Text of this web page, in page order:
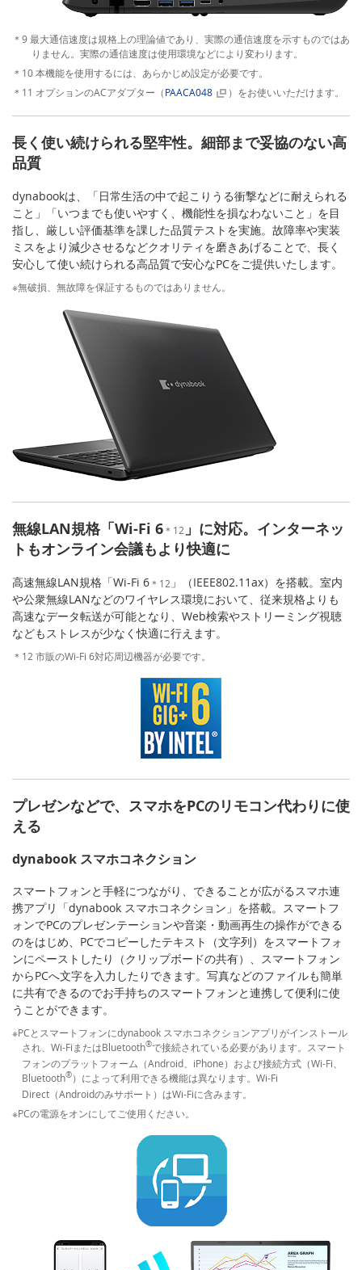
＊9 最大通信速度は規格上の理論値であり、実際の通信速度を示すものではあ
りません。実際の通信速度は使用環境などにより変わります。
＊10 本機能を使用するには、あらかじめ設定が必要です。
＊11 オプションのACアダプター（PAACA048 ）をお使いいただけます。
長く使い続けられる堅牢性。細部まで妥協のない高
品質
dynabookは、「日常生活の中で起こりうる衝撃などに耐えられる
こと」「いつまでも使いやすく、機能性を損なわないこと」を目
指し、厳しい評価基準を課した品質テストを実施。故障率や実装
ミスをより減少させるなどクオリティを磨きあげることで、長く
安心して使い続けられる高品質で安心なPCをご提供いたします。
※無破損、無故障を保証するものではありません。
無線LAN規格「Wi-Fi 6＊12」に対応。インターネッ
トもオンライン会議もより快適に
高速無線LAN規格「Wi-Fi 6＊12 」（IEEE802.11ax）を搭載。室内
や公衆無線LANなどのワイヤレス環境において、従来規格よりも
高速なデータ転送が可能となり、Web検索やストリーミング視聴
などもストレスが少なく快適に行えます。
＊12 市販のWi-Fi 6対応周辺機器が必要です。
プレゼンなどで、スマホをPCのリモコン代わりに使
える
dynabook スマホコネクション
スマートフォンと手軽につながり、できることが広がるスマホ連
携アプリ「dynabook スマホコネクション」を搭載。スマートフ
ォンでPCのプレゼンテーションや音楽・動画再生の操作ができる
のをはじめ、PCでコピーしたテキスト（文字列）をスマートフォ
ンにペーストしたり（クリップボードの共有）、スマートフォン
からPCへ文字を入力したりできます。写真などのファイルも簡単
に共有できるのでお手持ちのスマートフォンと連携して便利に使
うことができます。
※PCとスマートフォンにdynabook スマホコネクションアプリがインストール
され、Wi-FiまたはBluetooth®で接続されている必要があります。スマート
フォンのプラットフォーム（Android、iPhone）および接続方式（Wi-Fi、
Bluetooth®）によって利用できる機能は異なります。Wi-Fi
Direct（Androidのみサポート）はWi-Fiに含みます。
※PCの電源をオンにしてご使用ください。